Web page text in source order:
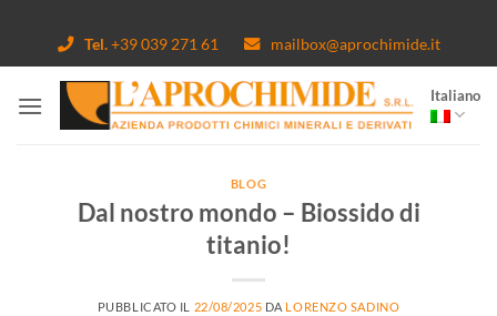
contenuti
Tel.+39 039 271 61 mailbox@aprochimide.it
Italiano
BLOG
Dal nostro mondo – Biossido di
titanio!
PUBBLICATO IL 22/08/2025 DA LORENZO SADINO